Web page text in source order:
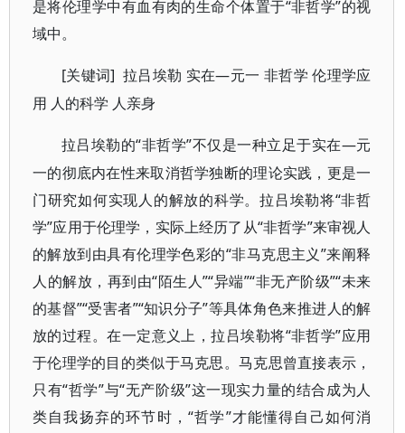
是将伦理学中有血有肉的生命个体置于“非哲学”的视
域中。
[关键词]拉吕埃勒 实在—元一 非哲学 伦理学应
用 人的科学 人亲身
拉吕埃勒的“非哲学”不仅是一种立足于实在—元
一的彻底内在性来取消哲学独断的理论实践，更是一
门研究如何实现人的解放的科学。拉吕埃勒将“非哲
学”应用于伦理学，实际上经历了从“非哲学”来审视人
的解放到由具有伦理学色彩的“非马克思主义”来阐释
人的解放，再到由“陌生人”“异端”“非无产阶级”“未来
的基督”“受害者”“知识分子”等具体角色来推进人的解
放的过程。在一定意义上，拉吕埃勒将“非哲学”应用
于伦理学的目的类似于马克思。马克思曾直接表示，
只有“哲学”与“无产阶级”这一现实力量的结合成为人
类自我扬弃的环节时，“哲学”才能懂得自己如何消